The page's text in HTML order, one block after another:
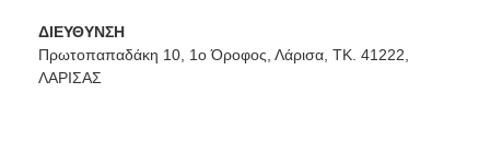
ΔΙΕΥΘΥΝΣΗ
Πρωτοπαπαδάκη 10, 1ο Όροφος, Λάρισα, ΤΚ. 41222,
ΛΑΡΙΣΑΣ